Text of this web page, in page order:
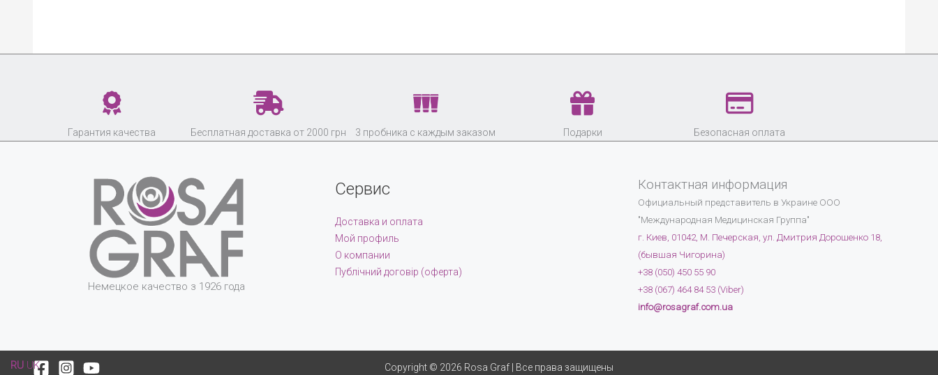
Гарантия качества Бесплатная доставка от 2000 грн 3 пробника с каждым заказом Подарки Безопасная оплата
Немецкое качество з 1926 года
Сервис
Доставка и оплата
Мой профиль
О компании
Публічний договір (оферта)
Контактная информация
Официальный представитель в Украине ООО
"Международная Медицинская Группа"
г. Киев, 01042, М. Печерская, ул. Дмитрия Дорошенко 18,
(бывшая Чигорина)
+38 (050) 450 55 90
+38 (067) 464 84 53 (Viber)
info@rosagraf.com.ua
Copyright © 2026 Rosa Graf | Все права защищены
RU UK